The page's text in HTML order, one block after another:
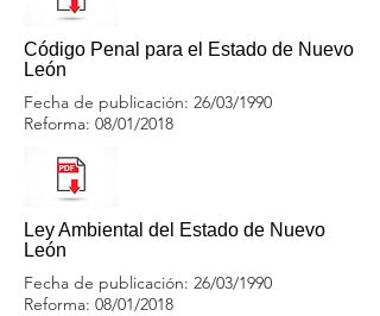
Código Penal para el Estado de Nuevo
León
Fecha de publicación: 26/03/1990
Reforma: 08/01/2018
Ley Ambiental del Estado de Nuevo
León
Fecha de publicación: 26/03/1990
Reforma: 08/01/2018